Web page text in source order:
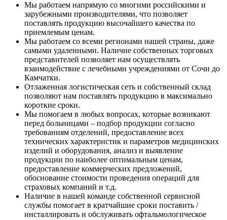
Мы работаем напрямую со многими российскими и
зарубежными производителями, что позволяет
поставлять продукцию высочайшего качества по
приемлемым ценам.
Мы работаем со всеми регионами нашей страны, даже
самыми удаленными. Наличие собственных торговых
представителей позволяет нам осуществлять
взаимодействие с лечебными учреждениями от Сочи до
Камчатки.
Отлаженная логистическая сеть и собственный склад
позволяют нам поставлять продукцию в максимально
короткие сроки.
Мы помогаем в любых вопросах, которые возникают
перед больницами – подбор продукции согласно
требованиям отделений, предоставление всех
технических характеристик и параметров медицинских
изделий и оборудования, анализ и выявление
продукции по наиболее оптимальным ценам,
предоставление коммерческих предложений,
обоснование стоимости проведения операций для
страховых компаний и т.д.
Наличие в нашей команде собственной сервисной
службы помогает в кратчайшие сроки поставить /
инсталлировать и обслуживать офтальмологическое